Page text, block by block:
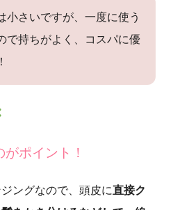
小さいですが、一度に使う
で持ちがよく、コスパに優
ポイント！
ングなので、頭皮に直接ク